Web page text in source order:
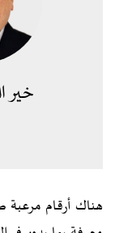
خير
هناك أرقام